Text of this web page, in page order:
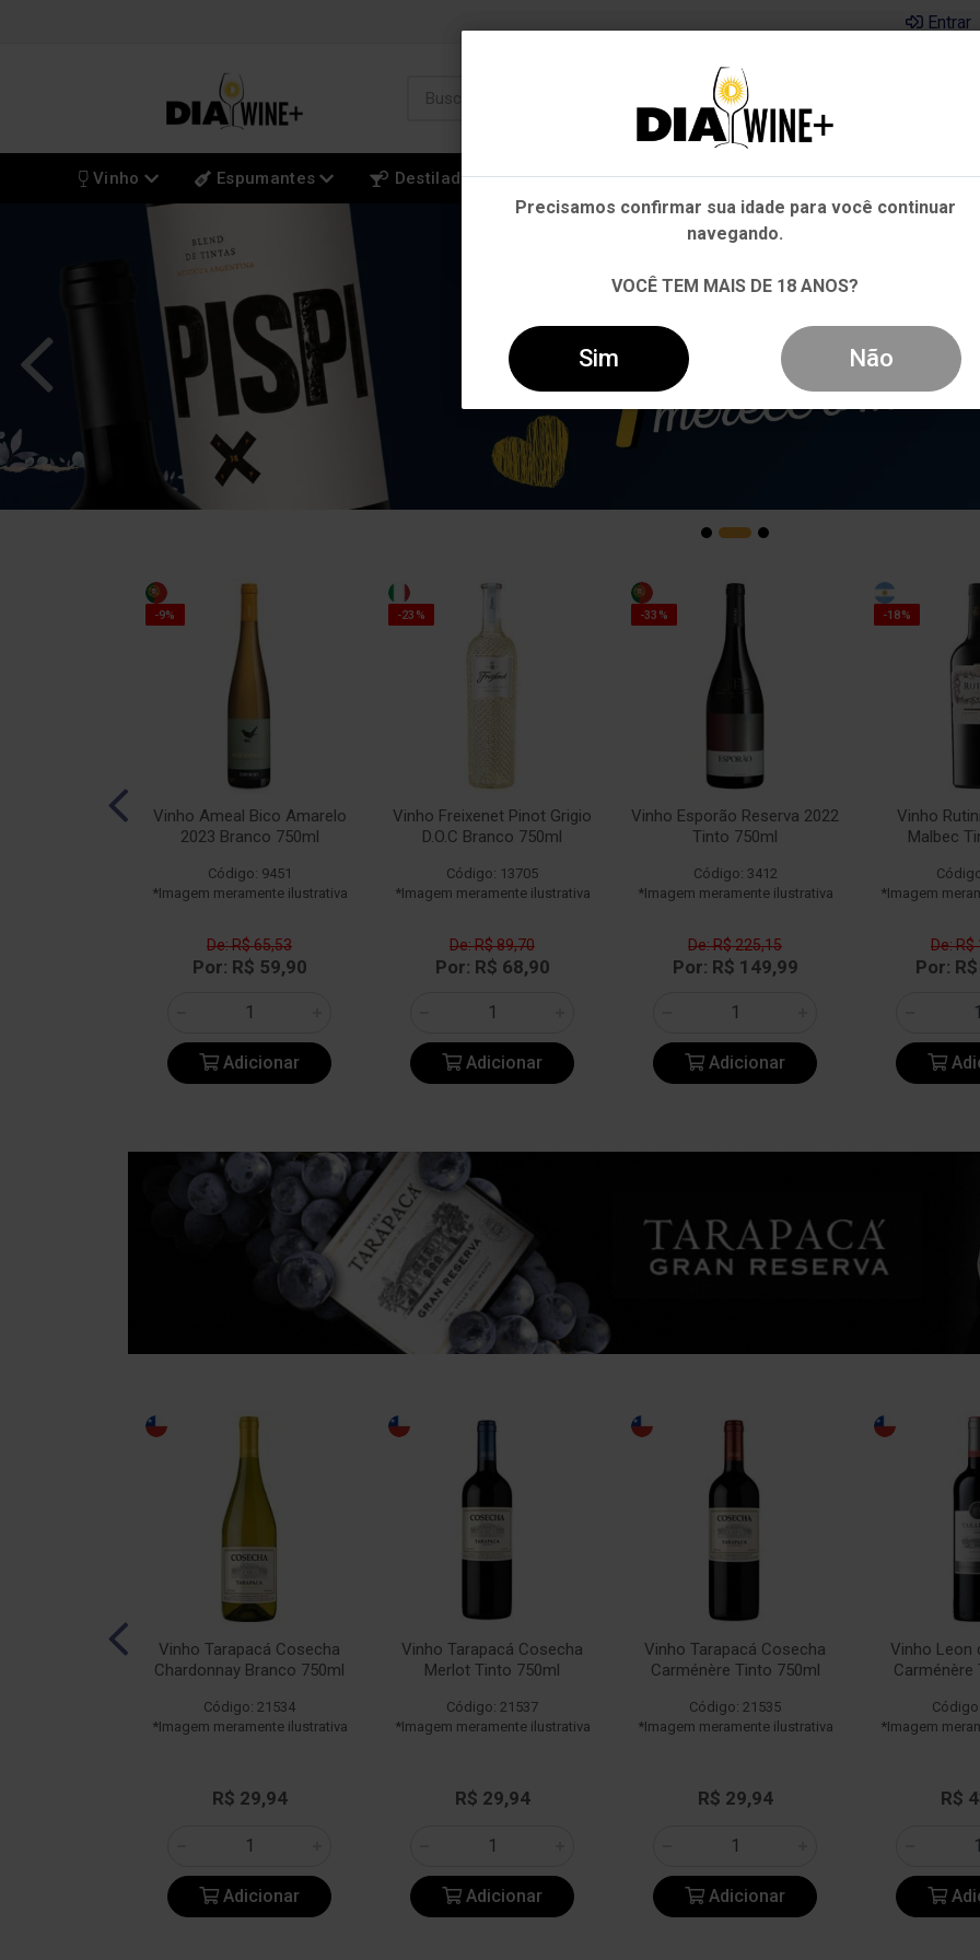
Entrar
Vinho Espumantes Destilados Cervejas Kits Departamentos
-9%
Vinho Ameal Bico Amarelo
2023 Branco 750ml
Código: 9451
*Imagem meramente ilustrativa
De: R$ 65,53
Por: R$ 59,90
Adicionar
-23%
Vinho Freixenet Pinot Grigio
D.O.C Branco 750ml
Código: 13705
*Imagem meramente ilustrativa
De: R$ 89,70
Por: R$ 68,90
Adicionar
-33%
Vinho Esporão Reserva 2022
Tinto 750ml
Código: 3412
*Imagem meramente ilustrativa
De: R$ 225,15
Por: R$ 149,99
Adicionar
-18%
Vinho
Malbec
*Imagem
De: R$
Por:
Vinho Tarapacá Cosecha
Chardonnay Branco 750ml
Código: 21534
*Imagem meramente ilustrativa
R$ 29,94
Adicionar
Vinho Tarapacá Cosecha
Merlot Tinto 750ml
Código: 21537
*Imagem meramente ilustrativa
R$ 29,94
Adicionar
Vinho Tarapacá Cosecha
Carménère Tinto 750ml
Código: 21535
*Imagem meramente ilustrativa
R$ 29,94
Adicionar
Vinho Leon
Carménère
*Imagem
R$
Em que Estado você está?
Pernambuco
Outros Estados
Precisamos confirmar sua idade para você continuar
navegando.
VOCÊ TEM MAIS DE 18 ANOS?
Sim Não